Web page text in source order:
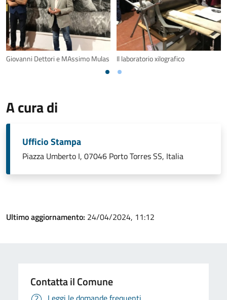
Giovanni Dettori e MAssimo Mulas Il laboratorio xilografico
A cura di
Ufficio Stampa
Piazza Umberto I, 07046 Porto Torres SS, Italia
Ultimo aggiornamento: 24/04/2024, 11:12
Contatta il Comune